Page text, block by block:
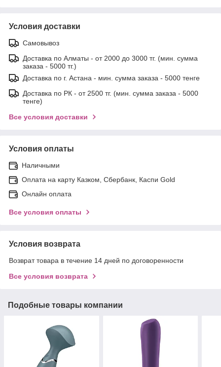
Условия доставки
Самовывоз
Доставка по Алматы - от 2000 до 3000 тг. (мин. сумма
заказа - 5000 тг.)
Доставка по г. Астана - мин. сумма заказа - 5000 тенге
Доставка по РК - от 2500 тг. (мин. сумма заказа - 5000
тенге)
Все условия доставки
Условия оплаты
Наличными
Оплата на карту Казком, Сбербанк, Каспи Gold
Онлайн оплата
Все условия оплаты
Условия возврата
Возврат товара в течение 14 дней по договоренности
Все условия возврата
Подобные товары компании